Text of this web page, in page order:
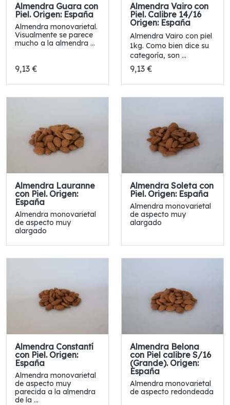
Almendra Guara con
Piel. Origen: España
Almendra monovarietal.
Visualmente se parece
mucho a la almendra ...
9,13 €
Almendra Vairo con
Piel. Calibre 14/16
Origen: España
Almendra Vairo con piel
1kg. Como bien dice su
categoría, son ...
9,13 €
Almendra Lauranne
con Piel. Origen:
España
Almendra monovarietal
de aspecto muy
alargado
Almendra Soleta con
Piel. Origen: España
Almendra monovarietal
de aspecto muy
alargado
Almendra Constantí
con Piel. Origen:
España
Almendra monovarietal
de aspecto muy
parecida a la almendra
de la ...
Almendra Belona
con Piel calibre S/16
(Grande). Origen:
España
Almendra monovarietal
de aspecto redondeada